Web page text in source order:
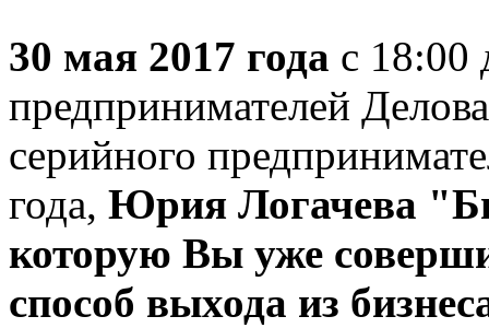
30 мая 2017 года с 18:00
предпринимателей
серийного
года, Юрия Логачева
которую Вы уже
способ выхода из